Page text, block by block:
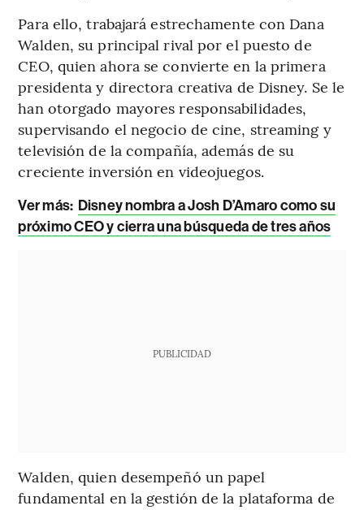
Para ello, trabajará estrechamente con Dana
Walden, su principal rival por el puesto de
CEO, quien ahora se convierte en la primera
presidenta y directora creativa de Disney. Se le
han otorgado mayores responsabilidades,
supervisando el negocio de cine, streaming y
televisión de la compañía, además de su
creciente inversión en videojuegos.
Ver más: Disney nombra a Josh D’Amaro como su
próximo CEO y cierra una búsqueda de tres años
PUBLICIDAD
Walden, quien desempeñó un papel
fundamental en la gestión de la plataforma de